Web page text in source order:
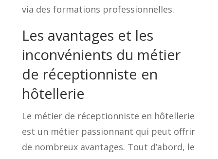
via des formations professionnelles.
Les avantages et les
inconvénients du métier
de réceptionniste en
hôtellerie
Le métier de réceptionniste en hôtellerie
est un métier passionnant qui peut offrir
de nombreux avantages. Tout d’abord, le